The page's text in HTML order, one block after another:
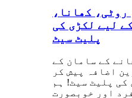
کھانا،
لیے لکڑی کی
پلیٹ سیٹ
کے سامان کے
اضافہ پیش کر
کی پلیٹ سیٹ! ہم
اور خوبصورت